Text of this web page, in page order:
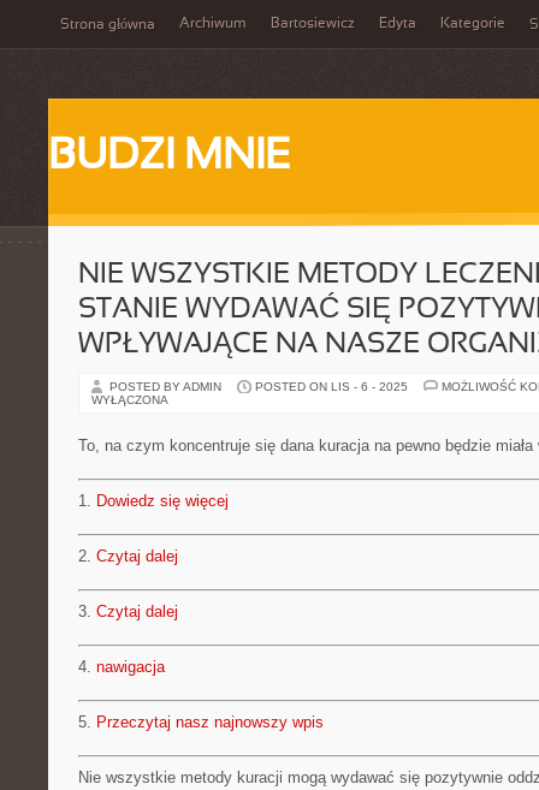
Strona główna Archiwum Bartosiewicz Edyta Kategorie
BUDZI MNIE
NIE WSZYSTKIE METODY
STANIE WYDAWAĆ SIĘ
WPŁYWAJĄCE NA NASZE
POSTED BY ADMIN POSTED ON LIS - 6 - 2025
MOŻLIWOŚĆ
WYŁĄCZONA
To, na czym koncentruje się dana kuracja na pewno będzie miała
1. Dowiedz się więcej
2. Czytaj dalej
3. Czytaj dalej
4. nawigacja
5. Przeczytaj nasz najnowszy wpis
Nie wszystkie metody kuracji mogą wydawać się pozytywnie